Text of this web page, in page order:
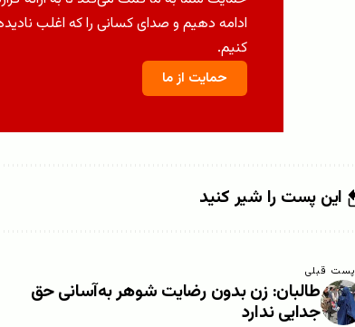
ادامه دهیم و صدای کسانی را که اغلب
کنیم.
حمایت از ما
این پست را شیر کنید
پست قبلی
طالبان: زن بدون رضایت شوهر به‌آسانی حق
جدایی ندارد